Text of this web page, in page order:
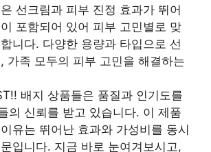
선크림과 피부 진정 효과가 뛰어
포함되어 있어 피부 고민별로 맞
니다. 다양한 용량과 타입으로 선
가족 모두의 피부 고민을 해결하는
배지 상품들은 품질과 인기도를
의 신뢰를 받고 있습니다. 이 제품
유는 뛰어난 효과와 가성비를 동시
입니다. 지금 바로 눈여겨보시고,